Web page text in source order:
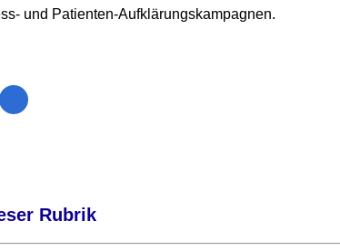
und Patienten-Aufklärungskampagnen.
Rubrik